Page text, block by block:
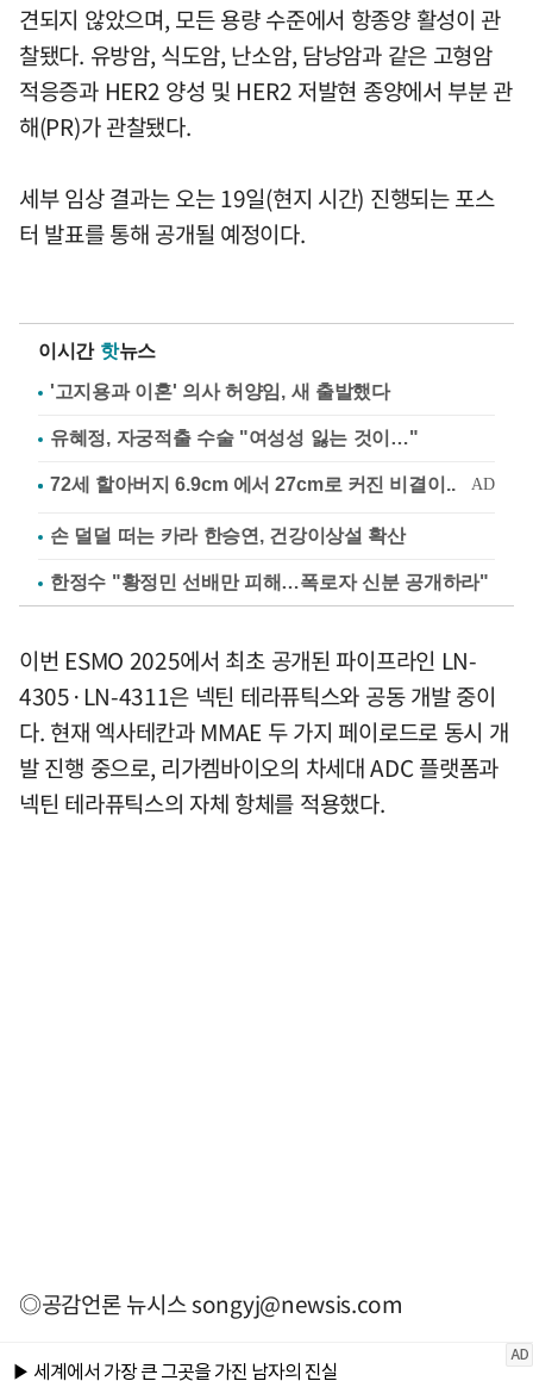
견되지 않았으며, 모든 용량 수준에서 항종양 활성이 관
찰됐다. 유방암, 식도암, 난소암, 담낭암과 같은 고형암
적응증과 HER2 양성 및 HER2 저발현 종양에서 부분 관
해(PR)가 관찰됐다.
세부 임상 결과는 오는 19일(현지 시간) 진행되는 포스
터 발표를 통해 공개될 예정이다.
이시간 핫뉴스
'고지용과 이혼' 의사 허양임, 새 출발했다
유혜정, 자궁적출 수술 "여성성 잃는 것이…"
손 덜덜 떠는 카라 한승연, 건강이상설 확산
한정수 "황정민 선배만 피해…폭로자 신분 공개하라"
이번 ESMO 2025에서 최초 공개된 파이프라인 LN-
4305·LN-4311은 넥틴 테라퓨틱스와 공동 개발 중이
다. 현재 엑사테칸과 MMAE 두 가지 페이로드로 동시 개
발 진행 중으로, 리가켐바이오의 차세대 ADC 플랫폼과
넥틴 테라퓨틱스의 자체 항체를 적용했다.
◎공감언론 뉴시스songyj@newsis.com